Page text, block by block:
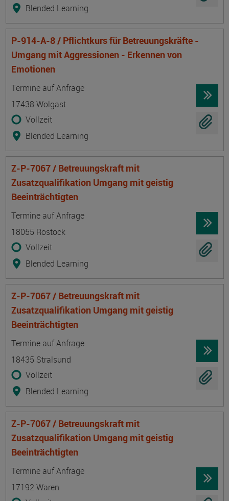
Blended Learning
P-914-A-8 / Pflichtkurs für Betreuungskräfte -
Umgang mit Aggressionen - Erkennen von
Emotionen
Termine auf Anfrage
17438 Wolgast
Vollzeit
Blended Learning
Z-P-7067 / Betreuungskraft mit
Zusatzqualifikation Umgang mit geistig
Beeinträchtigten
Termine auf Anfrage
18055 Rostock
Vollzeit
Blended Learning
Z-P-7067 / Betreuungskraft mit
Zusatzqualifikation Umgang mit geistig
Beeinträchtigten
Termine auf Anfrage
18435 Stralsund
Vollzeit
Blended Learning
Z-P-7067 / Betreuungskraft mit
Zusatzqualifikation Umgang mit geistig
Beeinträchtigten
Termine auf Anfrage
17192 Waren